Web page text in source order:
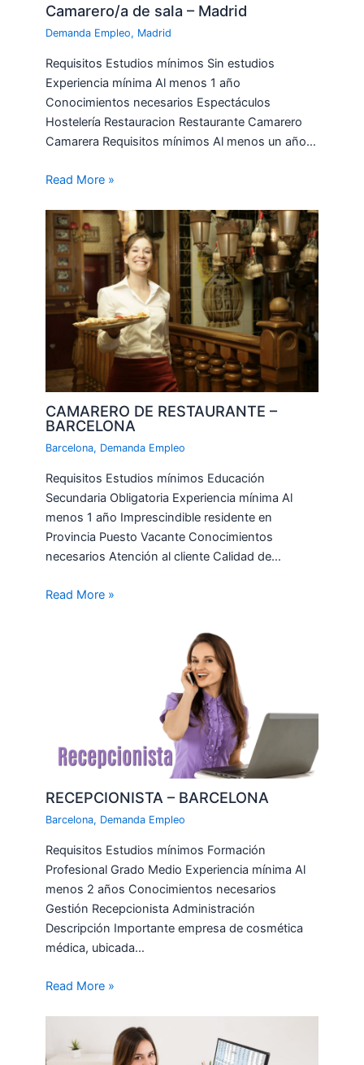
Camarero/a de sala – Madrid
Demanda Empleo, Madrid
Requisitos Estudios mínimos Sin estudios
Experiencia mínima Al menos 1 año
Conocimientos necesarios Espectáculos
Hostelería Restauracion Restaurante Camarero
Camarera Requisitos mínimos Al menos un año…
Read More »
CAMARERO DE RESTAURANTE –
BARCELONA
Barcelona, Demanda Empleo
Requisitos Estudios mínimos Educación
Secundaria Obligatoria Experiencia mínima Al
menos 1 año Imprescindible residente en
Provincia Puesto Vacante Conocimientos
necesarios Atención al cliente Calidad de…
Read More »
RECEPCIONISTA – BARCELONA
Barcelona, Demanda Empleo
Requisitos Estudios mínimos Formación
Profesional Grado Medio Experiencia mínima Al
menos 2 años Conocimientos necesarios
Gestión Recepcionista Administración
Descripción Importante empresa de cosmética
médica, ubicada…
Read More »